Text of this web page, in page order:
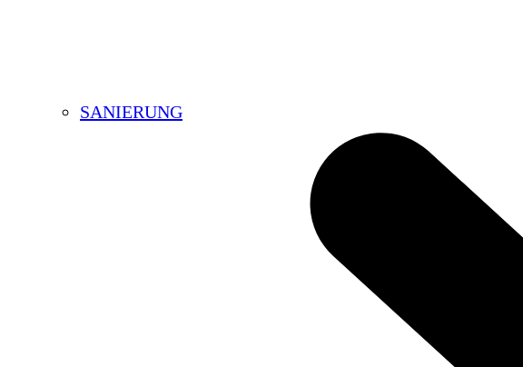
SANIERUNG